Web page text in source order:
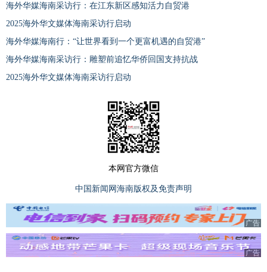
海外华媒海南采访行：在江东新区感知活力自贸港
2025海外华文媒体海南采访行启动
海外华媒海南行：“让世界看到一个更富机遇的自贸港”
海外华媒海南采访行：雕塑前追忆华侨回国支持抗战
2025海外华文媒体海南采访行启动
本网官方微信
中国新闻网海南版权及免责声明
广告
广告